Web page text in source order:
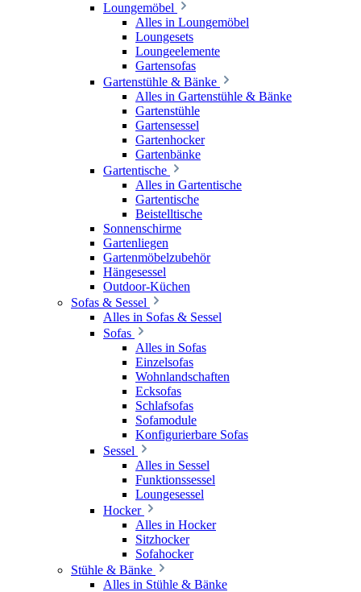
Loungemöbel
Alles in Loungemöbel
Loungesets
Loungeelemente
Gartensofas
Gartenstühle & Bänke
Alles in Gartenstühle & Bänke
Gartenstühle
Gartensessel
Gartenhocker
Gartenbänke
Gartentische
Alles in Gartentische
Gartentische
Beistelltische
Sonnenschirme
Gartenliegen
Gartenmöbelzubehör
Hängesessel
Outdoor-Küchen
Sofas & Sessel
Alles in Sofas & Sessel
Sofas
Alles in Sofas
Einzelsofas
Wohnlandschaften
Ecksofas
Schlafsofas
Sofamodule
Konfigurierbare Sofas
Sessel
Alles in Sessel
Funktionssessel
Loungesessel
Hocker
Alles in Hocker
Sitzhocker
Sofahocker
Stühle & Bänke
Alles in Stühle & Bänke